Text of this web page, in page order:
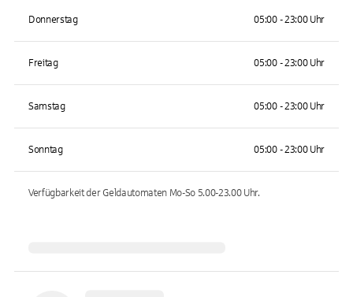
Donnerstag 05:00 - 23:00 Uhr
Freitag 05:00 - 23:00 Uhr
Samstag 05:00 - 23:00 Uhr
Sonntag 05:00 - 23:00 Uhr
Verfügbarkeit der Geldautomaten Mo-So 5.00-23.00Uhr.